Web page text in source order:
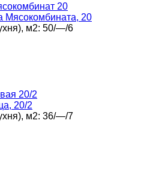
20
Мясокомбината, 20
м2: 50/—/6
20/2
20/2
м2: 36/—/7